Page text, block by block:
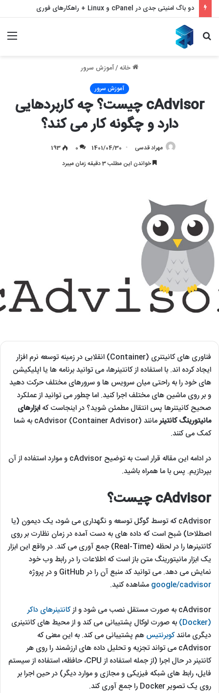
جستجو
خانه/آموزش سرور
آموزش سرور
cAdvisor چیست؟ چه کاربردهایی
دارد و چگونه کار می کند؟
مهراد قدسی 1401/04/30
0
193
خواندن این مطلب 3 دقیقه زمان میبرد
فناوری های کانیتنری (Container) انقلابی در زمینه توسعه نرم افزار
ایجاد کرده اند. با استفاده از کانتینرها، می توانید برنامه ها یا اپلیکیشن
های خود را به راحتی میان سرویس ها و سرورهای مختلف حرکت دهید
و بر روی ماشین های مختلف اجرا کنید. اما چطور می توانید از عملکرد
صحیح کانیتنرها پس انتقال مطمئن شوید؟ در اینجاست کهابزارهای
مانیتورینگ کانتینر
مانند cAdvisor (Container Advisor) به شما
کمک می کنند.
در ادامه این مقاله قرار است به توضیح cAdvisor و موارد استفاده از آن
بپردازیم. پس با ما همراه باشید.
cAdvisor چیست؟
cAdvisor که توسط گوگل توسعه و نگهداری می شود، یک دیمون (یا
اصطلاحا) شبح است که داده های به دست آمده در زمان نظارت بر روی
کانتینرها را در لحظه (Real-Time) جمع آوری می کند. در واقع این ابزار
یک ابزار مانیتورینگ متن باز است که اطلاعات را در رابط وب خود
نمایش می دهد. می توانید کد منبع آن را در GitHub و در پروژه
google/cadvisor مشاهده کنید.
cAdvisor به صورت مستقل نصب می شود و از
کانتینرهای داکر
(Docker)
به صورت لوکال پشتیبانی می کند و از محیط های کانتینری
دیگری مانندکوبرنتیس هم پشتیبانی می کند. به این معنی که
cAdvisor می تواند تجزیه و تحلیل داده ‌های ارزشمند را روی هر
کانتینر در حال اجرا (از جمله استفاده از CPU، حافظه، استفاده از سیستم
فایل، رابط‌ های شبکه فیزیکی و مجازی و موارد دیگر) در حین اجرا بر
روی یک تصویر Docker را جمع ‌آوری کند.